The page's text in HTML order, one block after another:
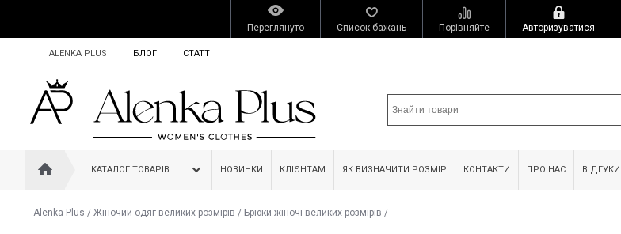
Переглянуто Список бажань Порівняйте Авторизуватися
ALENKA PLUS БЛОГ СТАТТІ
КАТАЛОГ ТОВАРІВ НОВИНКИ КЛІЄНТАМ ЯК ВИЗНАЧИТИ РОЗМІР КОНТАКТИ ПРО НАС ВІДГУКИ
Alenka Plus / Жіночий одяг великих розмірів / Брюки жіночі великих розмірів /